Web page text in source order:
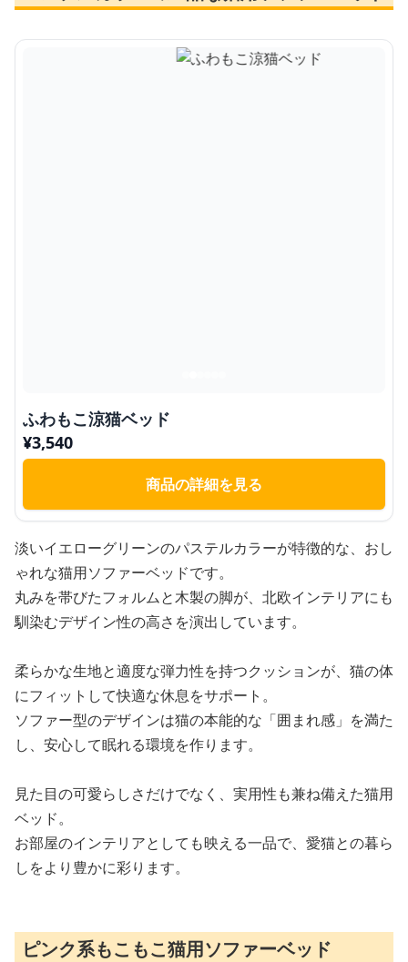
ふわもこ涼猫ベッド
¥3,540
商品の詳細を見る
淡いイエローグリーンのパステルカラーが特徴的な、おし
ゃれな猫用ソファーベッドです。
丸みを帯びたフォルムと木製の脚が、北欧インテリアにも
馴染むデザイン性の高さを演出しています。
柔らかな生地と適度な弾力性を持つクッションが、猫の体
にフィットして快適な休息をサポート。
ソファー型のデザインは猫の本能的な「囲まれ感」を満た
し、安心して眠れる環境を作ります。
見た目の可愛らしさだけでなく、実用性も兼ね備えた猫用
ベッド。
お部屋のインテリアとしても映える一品で、愛猫との暮ら
しをより豊かに彩ります。
ピンク系もこもこ猫用ソファーベッド